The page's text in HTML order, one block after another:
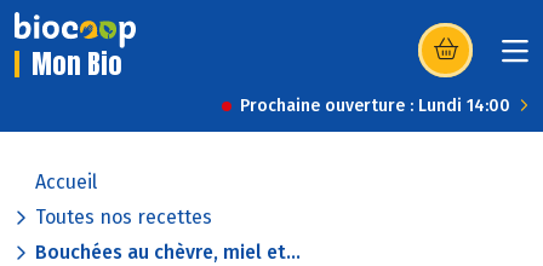
Mon Bio (s’ouvre dans
Prochaine ouverture : Lundi 14:00
Accueil
Toutes nos recettes
Bouchées au chèvre, miel et...